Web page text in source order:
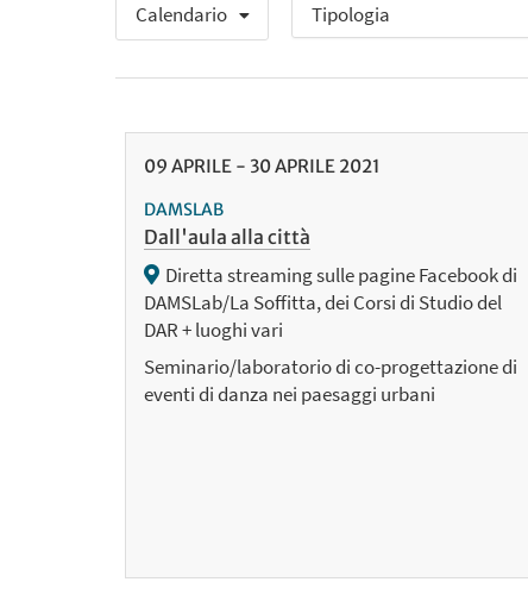
Calendario
09 APRILE- 30APRILE 2021
DAMSLAB
Dall'aula alla città
Diretta streaming sulle pagine Facebook di
DAMSLab/La Soffitta, dei Corsi di Studio del
DAR + luoghi vari
Seminario/laboratorio di co-progettazione di
eventi di danza nei paesaggi urbani